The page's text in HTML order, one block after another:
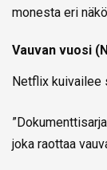
monesta eri
Vauvan vuosi
Netflix kuivailee
joka raottaa